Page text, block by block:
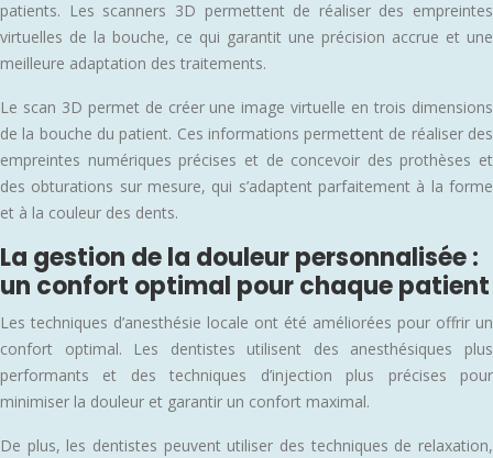
patients. Les scanners 3D permettent de réaliser des empreintes
virtuelles de la bouche, ce qui garantit une précision accrue et une
meilleure adaptation des traitements.
Le scan 3D permet de créer une image virtuelle en trois dimensions
de la bouche du patient. Ces informations permettent de réaliser des
empreintes numériques précises et de concevoir des prothèses et
des obturations sur mesure, qui s’adaptent parfaitement à la forme
et à la couleur des dents.
La gestion de la douleur personnalisée :
un confort optimal pour chaque patient
Les techniques d’anesthésie locale ont été améliorées pour offrir un
confort optimal. Les dentistes utilisent des anesthésiques plus
performants et des techniques d’injection plus précises pour
minimiser la douleur et garantir un confort maximal.
De plus, les dentistes peuvent utiliser des techniques de relaxation,